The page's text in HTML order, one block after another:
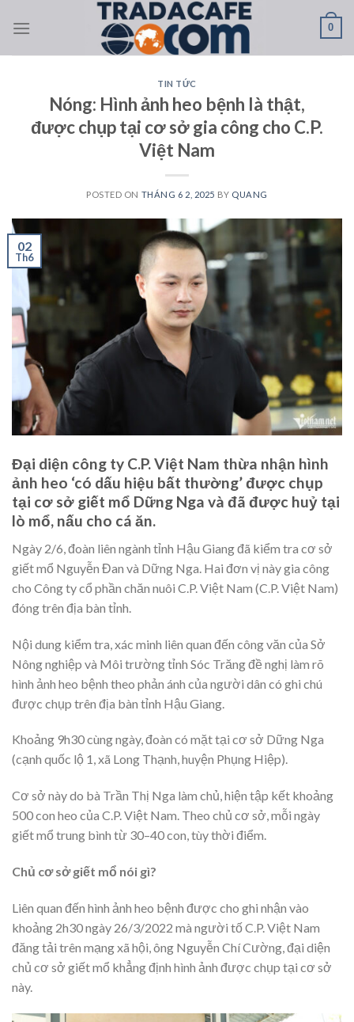
0
TIN TỨC
Nóng: Hình ảnh heo bệnh là thật,
được chụp tại cơ sở gia công cho C.P.
Việt Nam
POSTED ON THÁNG 6 2, 2025 BY QUANG
02
Th6
Đại diện công ty C.P. Việt Nam thừa nhận hình
ảnh heo ‘có dấu hiệu bất thường’ được chụp
tại cơ sở giết mổ Dững Nga và đã được huỷ tại
lò mổ, nấu cho cá ăn.
Ngày 2/6, đoàn liên ngành tỉnh Hậu Giang đã kiểm tra cơ sở
giết mổ Nguyễn Đan và Dững Nga. Hai đơn vị này gia công
cho Công ty cổ phần chăn nuôi C.P. Việt Nam (C.P. Việt Nam)
đóng trên địa bàn tỉnh.
Nội dung kiểm tra, xác minh liên quan đến công văn của Sở
Nông nghiệp và Môi trường tỉnh Sóc Trăng đề nghị làm rõ
hình ảnh heo bệnh theo phản ánh của người dân có ghi chú
được chụp trên địa bàn tỉnh Hậu Giang.
Khoảng 9h30 cùng ngày, đoàn có mặt tại cơ sở Dững Nga
(cạnh quốc lộ 1, xã Long Thạnh, huyện Phụng Hiệp).
Cơ sở này do bà Trần Thị Nga làm chủ, hiện tập kết khoảng
500 con heo của C.P. Việt Nam. Theo chủ cơ sở, mỗi ngày
giết mổ trung bình từ 30–40 con, tùy thời điểm.
Chủ cơ sở giết mổ nói gì?
Liên quan đến hình ảnh heo bệnh được cho ghi nhận vào
khoảng 2h30 ngày 26/3/2022 mà người tố C.P. Việt Nam
đăng tải trên mạng xã hội, ông Nguyễn Chí Cường, đại diện
chủ cơ sở giết mổ khẳng định hình ảnh được chụp tại cơ sở
này.